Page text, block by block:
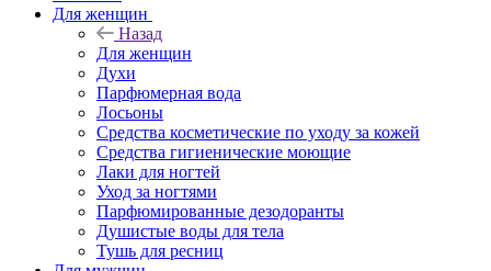
Для женщин
Назад
Для женщин
Духи
Парфюмерная вода
Лосьоны
Средства косметические по уходу за кожей
Средства гигиенические моющие
Лаки для ногтей
Уход за ногтями
Парфюмированные дезодоранты
Душистые воды для тела
Тушь для ресниц